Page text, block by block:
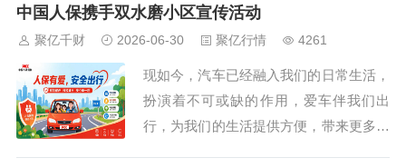
活动。在这里，您将领略到不一样的参观
地进入本次车展直播间。无需再为赶赴车
展现场而奔波...
中国人保携手双水磨小区宣传活动
聚亿千财 2026-06-30 聚亿行情 4261
现如今，汽车已经融入我们的日常生活，
扮演着不可或缺的作用，爱车伴我们出
行，为我们的生活提供方便，带来更多美